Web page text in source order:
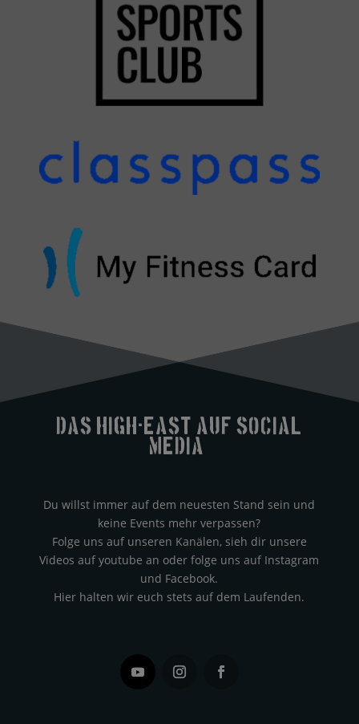
Das High-east auf Social
Media?
Du willst immer auf dem neuesten Stand sein und
keine Events mehr verpassen?
Folge uns auf unseren Kanälen, sieh dir unsere
Videos auf youtube an oder folge uns auf Instagram
und Facebook.
Hier halten wir euch stets auf dem Laufenden.